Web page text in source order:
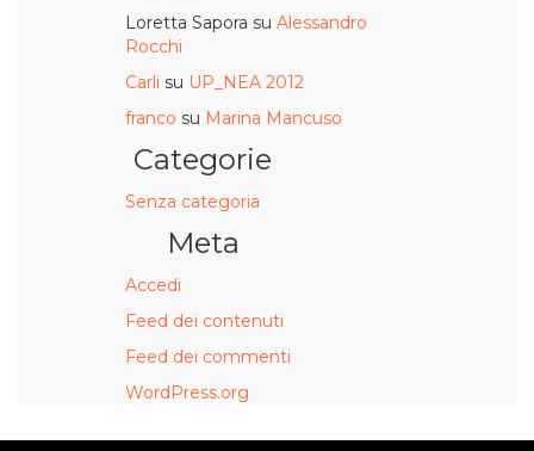
Loretta Sapora su Alessandro
Rocchi
Carli su UP_NEA 2012
franco su Marina Mancuso
Categorie
Senza categoria
Meta
Accedi
Feed dei contenuti
Feed dei commenti
WordPress.org